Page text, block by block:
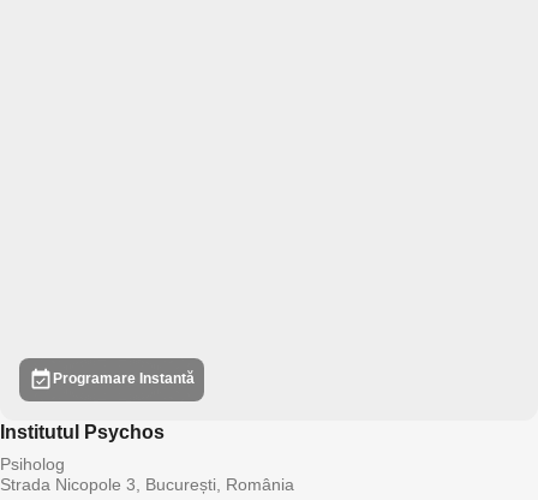
Programare Instantă
Institutul Psychos
Psiholog
Strada Nicopole 3, București, România